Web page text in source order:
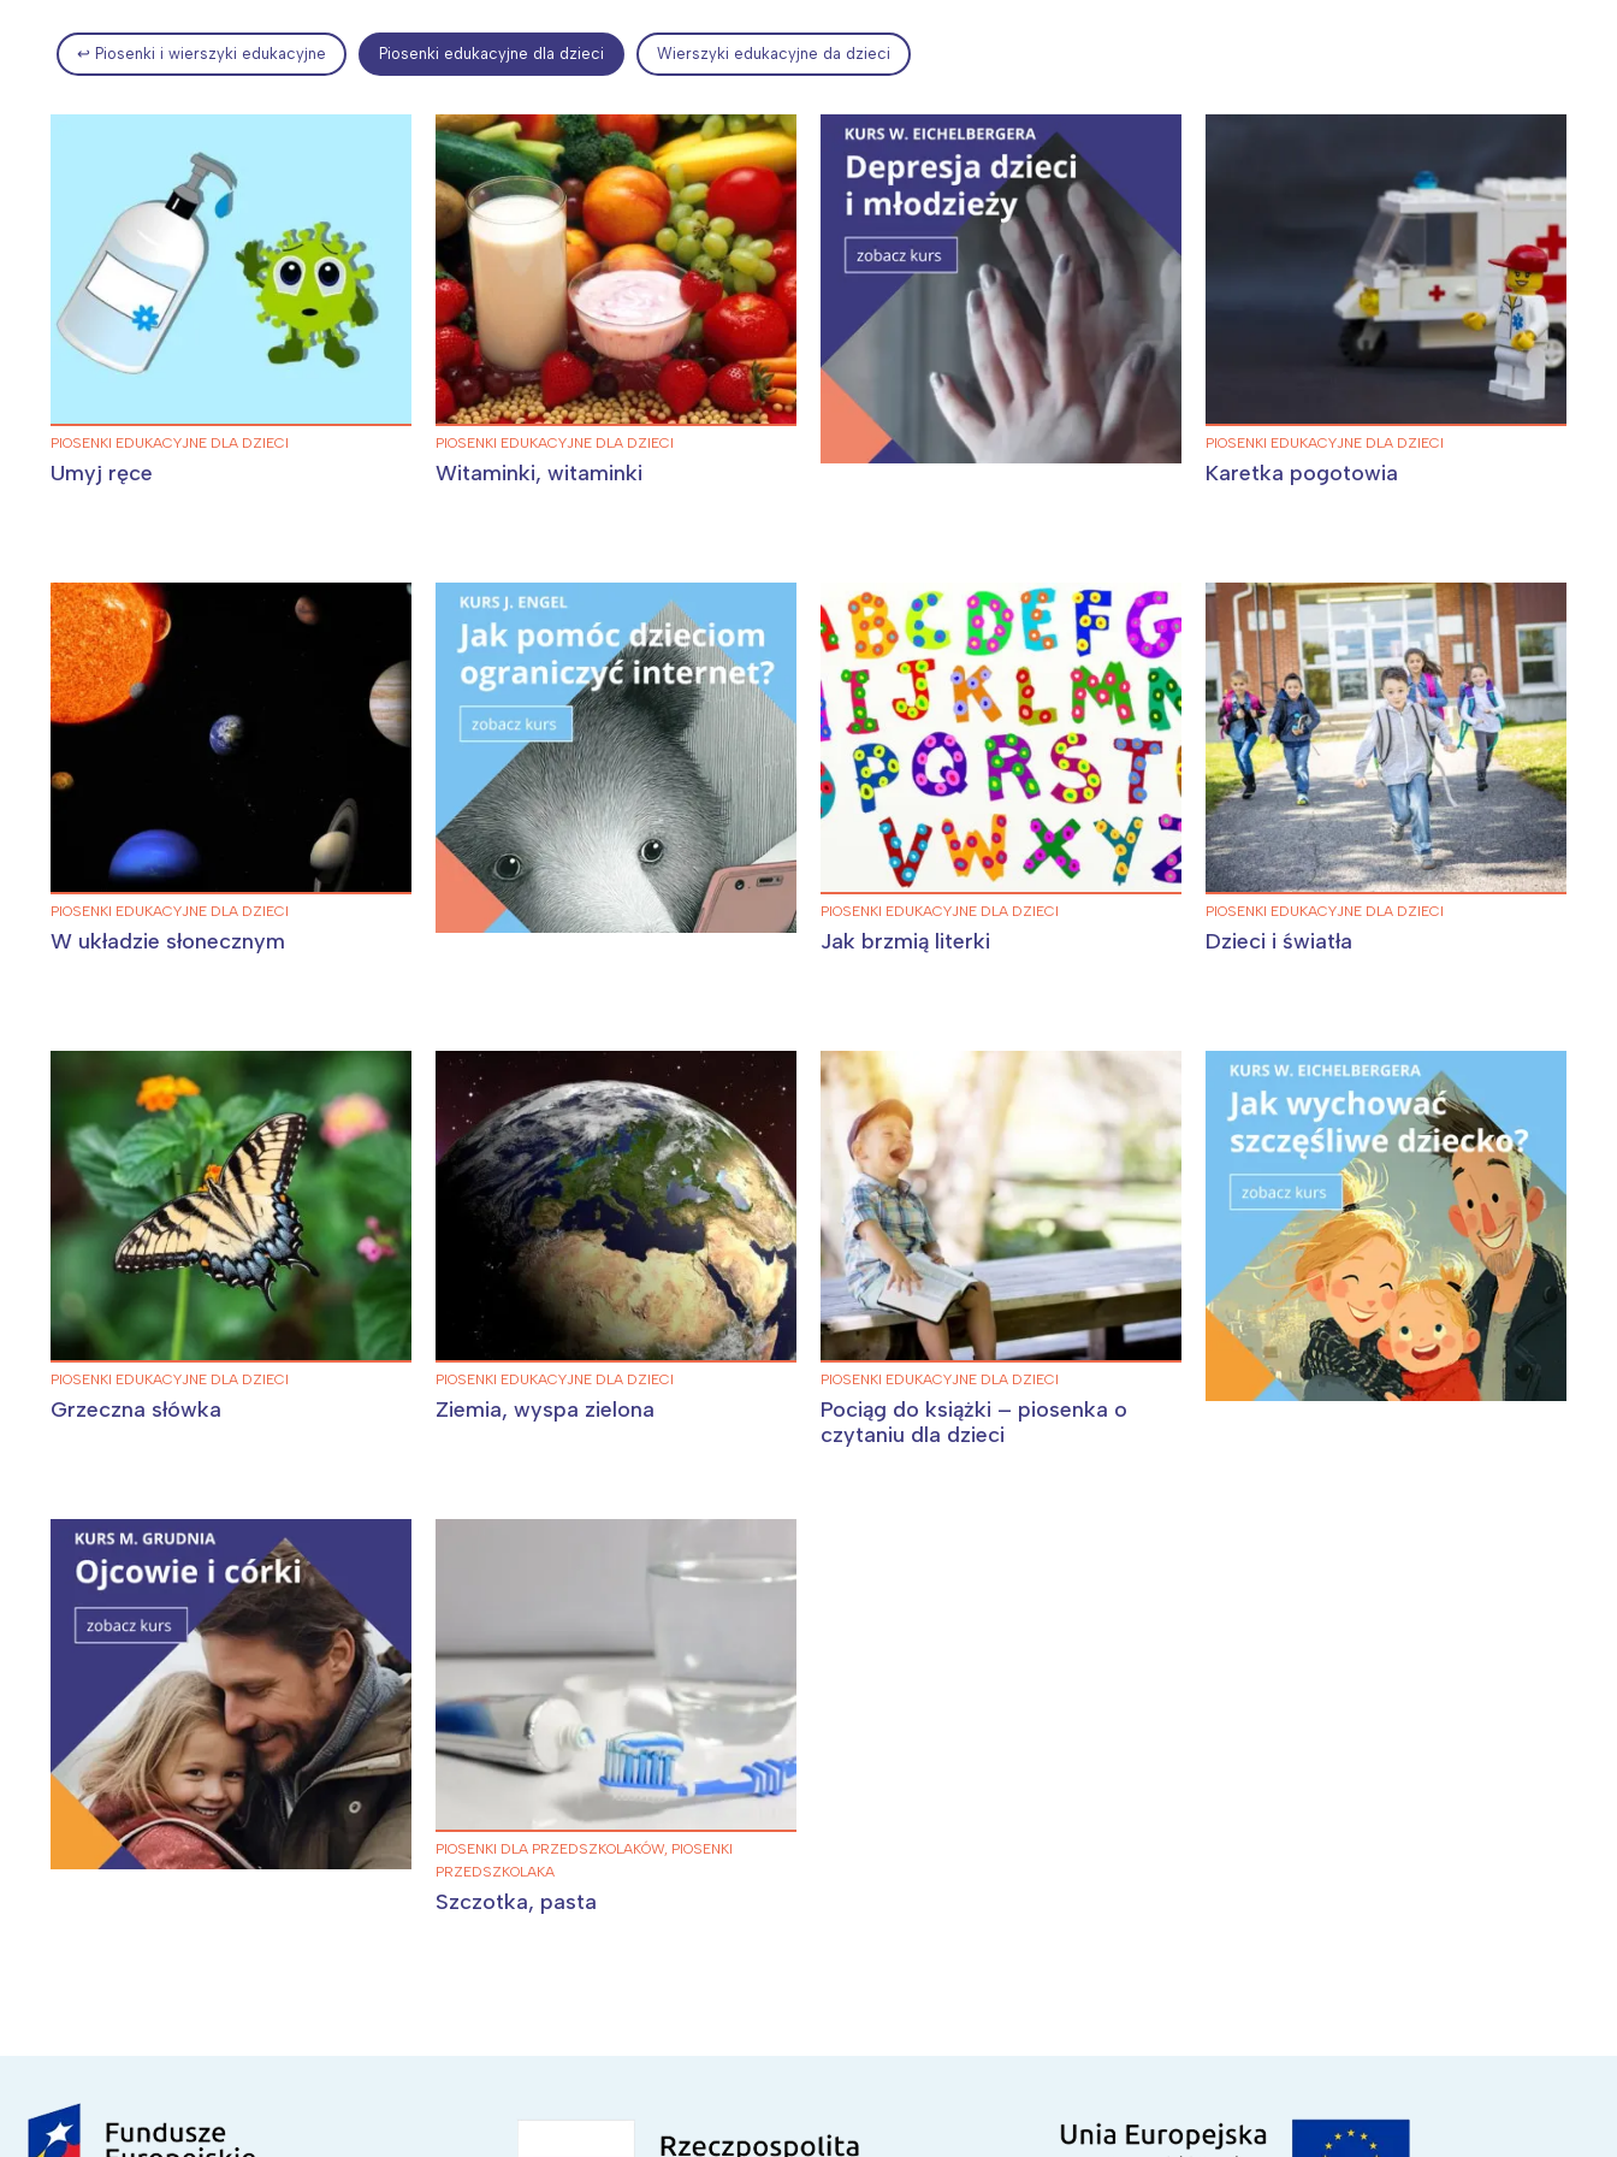
Kwitnąca wiśnia i jej płatki Pszczoła i kwitnący ul
↩ Piosenki i wierszyki edukacyjne Piosenki edukacyjne dla dzieci Wierszyki edukacyjne da dzieci
PIOSENKI EDUKACYJNE DLA DZIECI
Umyj ręce
PIOSENKI EDUKACYJNE DLA DZIECI
Witaminki, witaminki
PIOSENKI EDUKACYJNE DLA DZIECI
Karetka pogotowia
PIOSENKI EDUKACYJNE DLA DZIECI
W układzie słonecznym
PIOSENKI EDUKACYJNE DLA DZIECI
Jak brzmią literki
PIOSENKI EDUKACYJNE DLA DZIECI
Dzieci i światła
PIOSENKI EDUKACYJNE DLA DZIECI
Grzeczna słówka
PIOSENKI EDUKACYJNE DLA DZIECI
Ziemia, wyspa zielona
PIOSENKI EDUKACYJNE DLA DZIECI
Pociąg do książki – piosenka o
czytaniu dla dzieci
PIOSENKI DLA PRZEDSZKOLAKÓW, PIOSENKI
PRZEDSZKOLAKA
Szczotka, pasta
Interesują mnie wydarzenia z tego regionu:
Warszawa
Łódź
Śląsk
Kraków
Południe
Wybieram